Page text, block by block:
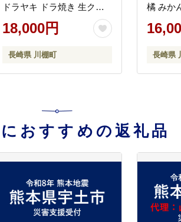
ドラヤキ ドラ焼き 生クリ
ーム 洋菓子 小豆
18,000円
長崎県 川棚町
橘 みか
長崎県
おすすめの返礼品